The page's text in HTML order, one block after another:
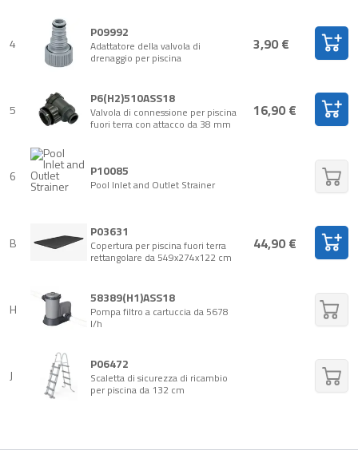
4
P09992
Adattatore della valvola di
drenaggio per piscina
3,90 €
5
P6(H2)510ASS18
Valvola di connessione per piscina
fuori terra con attacco da 38 mm
16,90 €
6 P10085
Pool Inlet and Outlet Strainer
B
P03631
Copertura per piscina fuori terra
rettangolare da 549x274x122 cm
44,90 €
H
58389(H1)ASS18
Pompa filtro a cartuccia da 5678
l/h
J
P06472
Scaletta di sicurezza di ricambio
per piscina da 132 cm